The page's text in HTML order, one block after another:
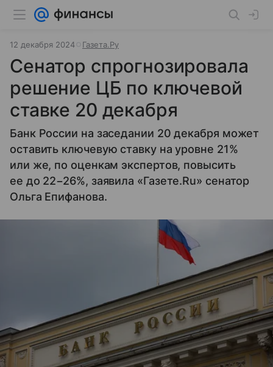
12 декабря 2024 Газета.Ру
Сенатор спрогнозировала
решение ЦБ по ключевой
ставке 20 декабря
Банк России на заседании 20 декабря может
оставить ключевую ставку на уровне 21%
или же, по оценкам экспертов, повысить
ее до 22−26%, заявила «Газете.Ru» сенатор
Ольга Епифанова.